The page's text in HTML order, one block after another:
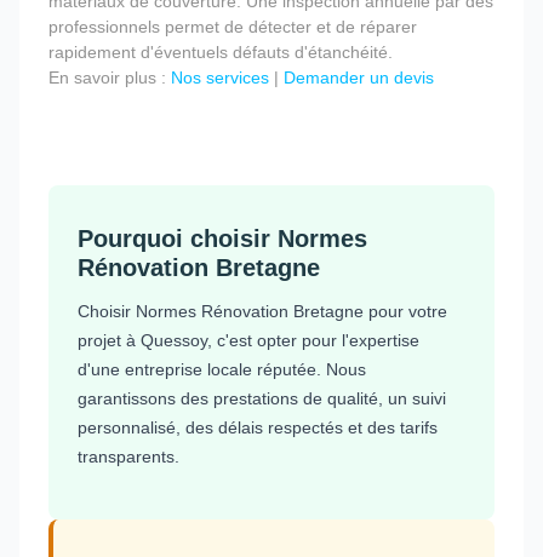
professionnels permet de détecter et de réparer
rapidement d'éventuels défauts d'étanchéité.
En savoir plus : Nos services | Demander un devis
Pourquoi choisir Normes
Rénovation Bretagne
Choisir Normes Rénovation Bretagne pour votre
projet à Quessoy, c'est opter pour l'expertise
d'une entreprise locale réputée. Nous
garantissons des prestations de qualité, un suivi
personnalisé, des délais respectés et des tarifs
transparents.